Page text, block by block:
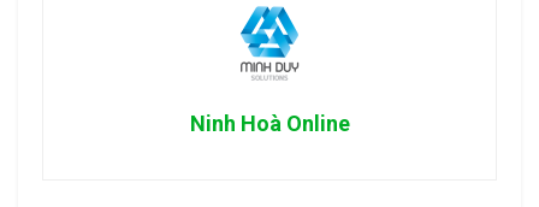
Ninh Hoà Online